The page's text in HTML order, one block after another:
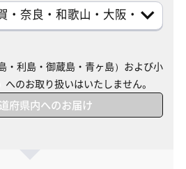
・奈良・和歌山・大阪・兵庫）
・利島・御蔵島・青ヶ島）および小
のお取り扱いはいたしません。
府県内へのお届け